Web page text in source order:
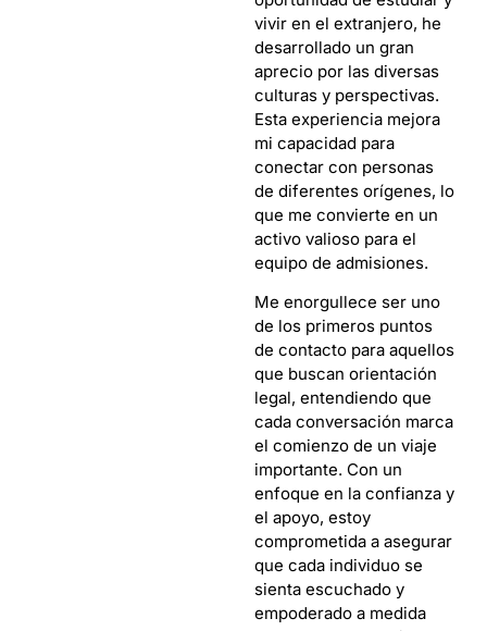
vivir en el extranjero, he
desarrollado un gran
aprecio por las diversas
culturas y perspectivas.
Esta experiencia mejora
mi capacidad para
conectar con personas
de diferentes orígenes, lo
que me convierte en un
activo valioso para el
equipo de admisiones.
Me enorgullece ser uno
de los primeros puntos
de contacto para aquellos
que buscan orientación
legal, entendiendo que
cada conversación marca
el comienzo de un viaje
importante. Con un
enfoque en la confianza y
el apoyo, estoy
comprometida a asegurar
que cada individuo se
sienta escuchado y
empoderado a medida